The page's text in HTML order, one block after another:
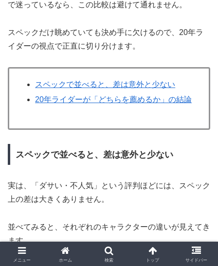
で迷っているなら、この比較は避けて通れません。
スペックだけ眺めていても決め手に欠けるので、20年ラ
イダーの視点で正直に切り分けます。
スペックで並べると、差は意外と少ない
20年ライダーが「どちらを薦めるか」の結論
スペックで並べると、差は意外と少ない
実は、「ダサい・不人気」という評判ほどには、スペック
上の差は大きくありません。
並べてみると、それぞれのキャラクターの違いが見えてき
ます。
メニュー ホーム 検索 トップ サイドバー